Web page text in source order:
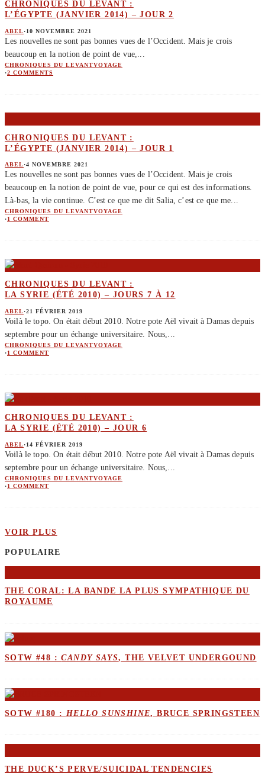
CHRONIQUES DU LEVANT :
L’ÉGYPTE (JANVIER 2014) – JOUR 2
ABEL·10 NOVEMBRE 2021
Les nouvelles ne sont pas bonnes vues de l’Occident. Mais je crois
beaucoup en la notion de point de vue,...
CHRONIQUES DU LEVANTVOYAGE
·2 COMMENTS
CHRONIQUES DU LEVANT :
L’ÉGYPTE (JANVIER 2014) – JOUR 1
ABEL·4 NOVEMBRE 2021
Les nouvelles ne sont pas bonnes vues de l’Occident. Mais je crois
beaucoup en la notion de point de vue, pour ce qui est des informations.
Là-bas, la vie continue. C’est ce que me dit Salia, c’est ce que me...
CHRONIQUES DU LEVANTVOYAGE
·1 COMMENT
CHRONIQUES DU LEVANT :
LA SYRIE (ÉTÉ 2010) – JOURS 7 À 12
ABEL·21 FÉVRIER 2019
Voilà le topo. On était début 2010. Notre pote Aël vivait à Damas depuis
septembre pour un échange universitaire. Nous,
CHRONIQUES DU LEVANTVOYAGE
·1 COMMENT
CHRONIQUES DU LEVANT :
LA SYRIE (ÉTÉ 2010) – JOUR 6
ABEL·14 FÉVRIER 2019
Voilà le topo. On était début 2010. Notre pote Aël vivait à Damas depuis
septembre pour un échange universitaire. Nous,
CHRONIQUES DU LEVANTVOYAGE
·1 COMMENT
VOIR PLUS
POPULAIRE
THE CORAL: LA BANDE LA PLUS SYMPATHIQUE DU
ROYAUME
SOTW #48 :CANDY SAYS, THE VELVET UNDERGOUND
SOTW #180 : HELLO SUNSHINE, BRUCE SPRINGSTEEN
THE DUCK’S PERVE/SUICIDAL TENDENCIES